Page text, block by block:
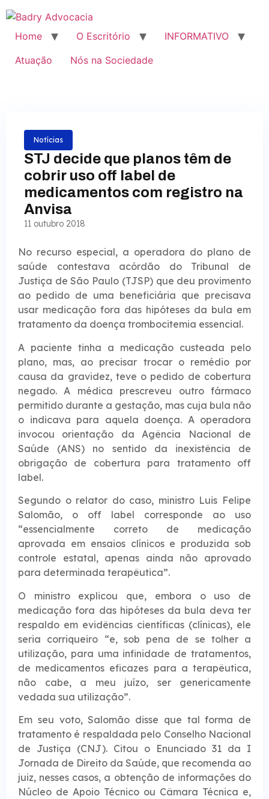
Home O Escritório
INFORMATIVO
Atuação
Nós na Sociedade
Notícias
STJ decide que planos têm de
cobrir uso off label de
medicamentos com registro na
Anvisa
11 outubro 2018
No recurso especial, a operadora do plano de
saúde contestava acórdão do Tribunal de
Justiça de São Paulo (TJSP) que deu provimento
ao pedido de uma beneficiária que precisava
usar medicação fora das hipóteses da bula em
tratamento da doença trombocitemia essencial.
A paciente tinha a medicação custeada pelo
plano, mas, ao precisar trocar o remédio por
causa da gravidez, teve o pedido de cobertura
negado. A médica prescreveu outro fármaco
permitido durante a gestação, mas cuja bula não
o indicava para aquela doença. A operadora
invocou orientação da Agência Nacional de
Saúde (ANS) no sentido da inexistência de
obrigação de cobertura para tratamento off
label.
Segundo o relator do caso, ministro Luis Felipe
Salomão, o off label corresponde ao uso
“essencialmente correto de medicação
aprovada em ensaios clínicos e produzida sob
controle estatal, apenas ainda não aprovado
para determinada terapêutica”.
O ministro explicou que, embora o uso de
medicação fora das hipóteses da bula deva ter
respaldo em evidências científicas (clínicas), ele
seria corriqueiro “e, sob pena de se tolher a
utilização, para uma infinidade de tratamentos,
de medicamentos eficazes para a terapêutica,
não cabe, a meu juízo, ser genericamente
vedada sua utilização”.
Em seu voto, Salomão disse que tal forma de
tratamento é respaldada pelo Conselho Nacional
de Justiça (CNJ). Citou o Enunciado 31 da I
Jornada de Direito da Saúde, que recomenda ao
juiz, nesses casos, a obtenção de informações do
Núcleo de Apoio Técnico ou Câmara Técnica e,